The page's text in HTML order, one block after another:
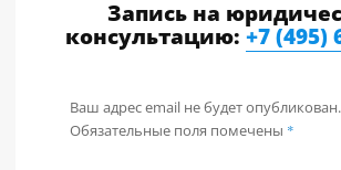
Запись на
консультацию: +7 (495)
Ваш адрес email не будет опубликован.
Обязательные поля помечены *